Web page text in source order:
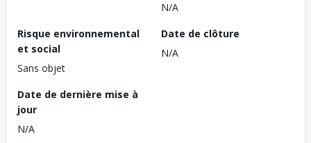
N/A
Risque environnemental
et social
Sans objet
Date de clôture
N/A
Date de dernière mise à
jour
N/A